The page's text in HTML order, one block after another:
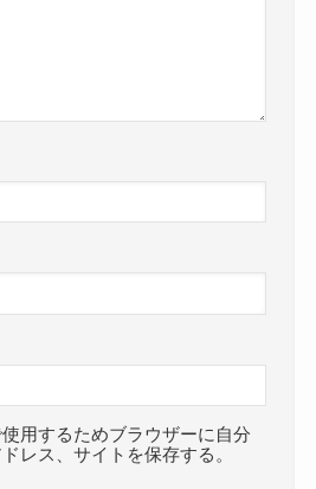
用するためブラウザーに自分
レス、サイトを保存する。